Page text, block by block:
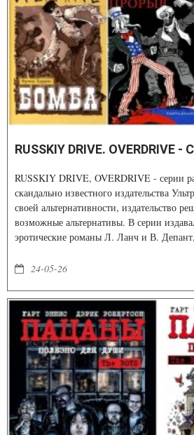
RUSSKIY DRIVE. OVERDRIVE -
RUSSKIY DRIVE, OVERDRIVE - серии
скандально известного издательства
своей альтернативности, издательство
возможные альтернативы. В серии
эротические романы Л. Ланч и В.
Соседствует с ними скандально
24-05-26